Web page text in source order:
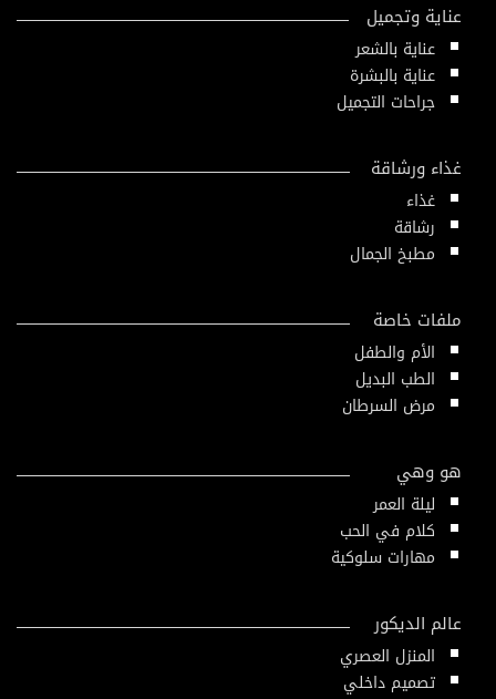
عناية وتجميل
عناية بالشعر
عناية بالبشرة
جراحات التجميل
غذاء ورشاقة
غذاء
رشاقة
مطبخ الجمال
ملفات خاصة
الأم والطفل
الطب البديل
مرض السرطان
هو وهي
ليلة العمر
كلام في الحب
مهارات سلوكية
عالم الديكور
المنزل العصري
تصميم داخلي